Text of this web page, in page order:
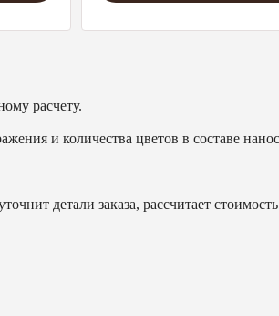
расчету.
и количества цветов в составе
детали заказа, рассчитает стоимость